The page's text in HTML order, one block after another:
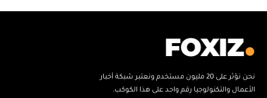
نحن نؤثر على 20 مليون مستخدم ونعتبر شبكة أخبار
الأعمال والتكنولوجيا رقم واحد على هذا الكوكب.